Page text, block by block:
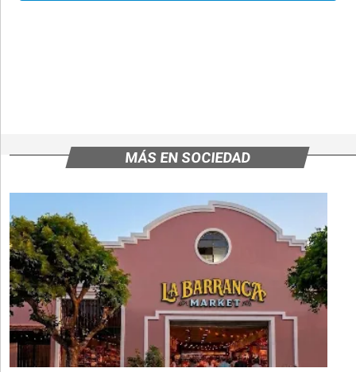
MÁS EN SOCIEDAD